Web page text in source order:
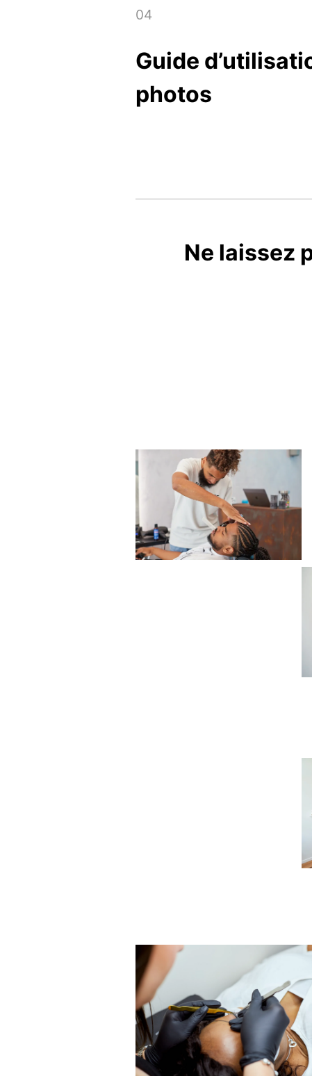
p
r
o
04
Guide
photos
Ne laissez